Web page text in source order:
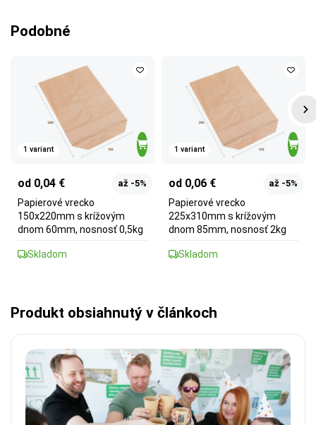
Podobné
1 variant
od 0,04 € až -5%
Papierové vrecko
150x220mm s krížovým
dnom 60mm, nosnosť 0,5kg
Skladom
1 variant
od 0,06 € až -5%
Papierové vrecko
225x310mm s krížovým
dnom 85mm, nosnosť 2kg
Skladom
Produkt obsiahnutý v článkoch